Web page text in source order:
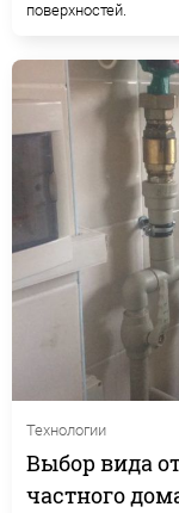
поверхностей.
Технологии
Выбор вида
частного